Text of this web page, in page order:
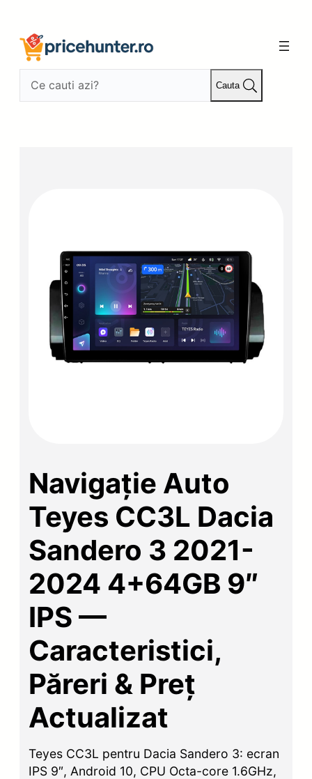
conținut
Cauta
Navigație Auto
Teyes CC3L Dacia
Sandero 3 2021-
2024 4+64GB 9″
IPS —
Caracteristici,
Păreri & Preț
Actualizat
Teyes CC3L pentru Dacia Sandero 3: ecran
IPS 9″, Android 10, CPU Octa-core 1.6GHz,